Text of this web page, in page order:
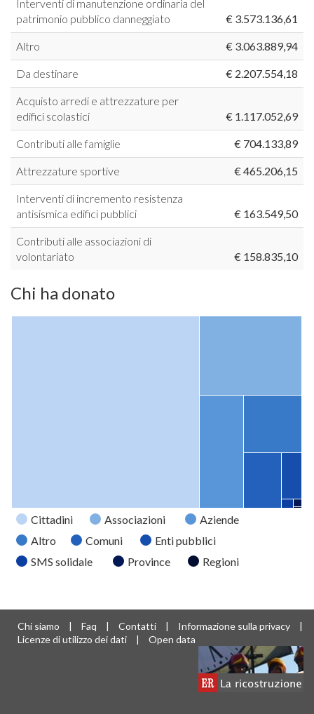
Interventi di manutenzione ordinaria del
patrimonio pubblico danneggiato
€ 3.573.136,61
Altro € 3.063.889,94
Da destinare € 2.207.554,18
Acquisto arredi e attrezzature per
edifici scolastici
€ 1.117.052,69
Contributi alle famiglie € 704.133,89
Attrezzature sportive € 465.206,15
Interventi di incremento resistenza
antisismica edifici pubblici
€ 163.549,50
Contributi alle associazioni di
volontariato
€ 158.835,10
Chi ha donato
Cittadini Associazioni
Aziende
Altro
Comuni
Enti pubblici
SMS solidale
Province Regioni
Cittadini
12009
Associazioni
2706
Aziende
1668
Chi siamo | Faq | Contatti | Informazione sulla privacy
|
Licenze di utilizzo dei dati
| Open data